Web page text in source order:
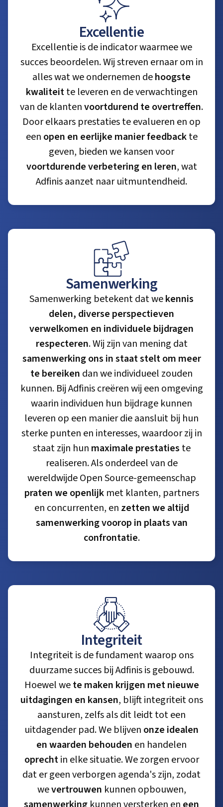
Excellentie
Excellentie is de indicator waarmee we
succes beoordelen. Wij streven ernaar om in
alles wat we ondernemen dehoogste
kwaliteitte leveren en de verwachtingen
van de klantenvoortdurend te overtreffen.
Door elkaars prestaties te evalueren en op
een open en eerlijke manier feedbackte
geven, bieden we kansen voor
voortdurende verbetering en leren, wat
Adfinis aanzet naar uitmuntendheid.
Samenwerking
Samenwerking betekent dat wekennis
delen, diverse perspectieven
verwelkomen en individuele bijdragen
respecteren. Wij zijn van mening dat
samenwerking ons in staat stelt om meer
te bereiken dan we individueel zouden
kunnen. Bij Adfinis creëren wij een omgeving
waarin individuen hun bijdrage kunnen
leveren op een manier die aansluit bij hun
sterke punten en interesses, waardoor zij in
staat zijn hun maximale prestaties te
realiseren. Als onderdeel van de
wereldwijde Open Source-gemeenschap
praten we openlijkmet klanten, partners
en concurrenten, en zetten we altijd
samenwerking voorop in plaats van
confrontatie.
Integriteit
Integriteit is de fundament waarop ons
duurzame succes bij Adfinis is gebouwd.
Hoewel wete maken krijgen met nieuwe
uitdagingen en kansen, blijft integriteit ons
aansturen, zelfs als dit leidt tot een
uitdagender pad. We blijven onze idealen
en waarden behouden en handelen
oprechtin elke situatie. We zorgen ervoor
dat er geen verborgen agenda's zijn, zodat
wevertrouwen kunnen opbouwen,